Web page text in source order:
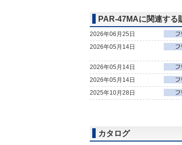
PAR-47MAに関連する
2026年06月25日
2026年05月14日
2026年05月14日
2026年05月14日
2025年10月28日
カタログ